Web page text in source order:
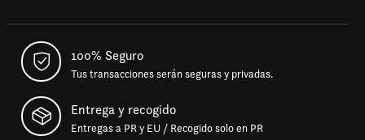
100% Seguro
Tus transacciones serán seguras y privadas.
Entrega y recogido
Entregas a PR y EU / Recogido solo en PR